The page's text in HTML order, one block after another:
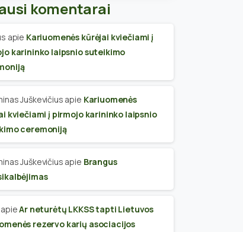
komentarai
apie Kariuomenės kūrėjai kviečiami į
karininko laipsnio suteikimo
Juškevičius apie Kariuomenės
kviečiami į pirmojo karininko laipsnio
ceremoniją
Juškevičius apie Brangus
apieAr neturėtų LKKSS tapti Lietuvos
rezervo karių asociacijos